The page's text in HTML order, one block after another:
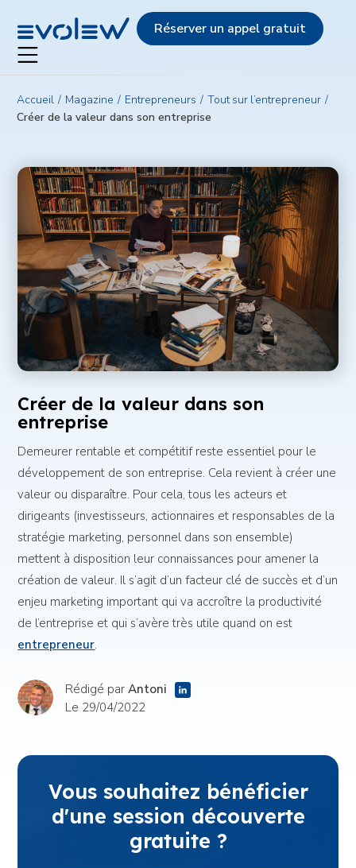
Réserver un appel gratuit
Accueil Magazine Entrepreneurs
Tout sur l’entrepreneur
Créer de la valeur dans son entreprise
Créer de la valeur dans son
entreprise
Demeurer rentable et compétitif reste essentiel pour le
développement de son entreprise. Cela revient à créer une
valeur ou disparaître. Pour cela, tous les acteurs et
dirigeants (investisseurs, actionnaires et responsables de la
stratégie marketing, personnel dans son ensemble)
mettent à disposition leur connaissances pour amener la
création de valeur. Il s’agit d’un facteur clé de succès et d’un
enjeu marketing important qui va accroître la productivité
de l’entreprise et qui s’avère très utile quand on est
entrepreneur.
Rédigé parAntoni
Le 29/04/2022
Vous souhaitez bénéficier
d'une session découverte
gratuite ?